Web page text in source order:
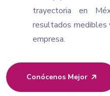
trayectoria en
resultados medibles
empresa.
Conócenos Mejor